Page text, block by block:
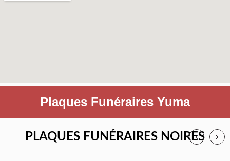
Plaques Funéraires Yuma
PLAQUES FUNÉRAIRES NOIRES